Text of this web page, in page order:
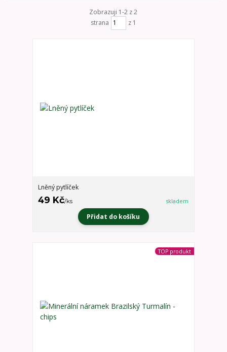
Zobrazuji 1-2 z 2
strana
z 1
Lněný pytlíček
49 Kč/ks skladem
Přidat do košíku
TOP produkt